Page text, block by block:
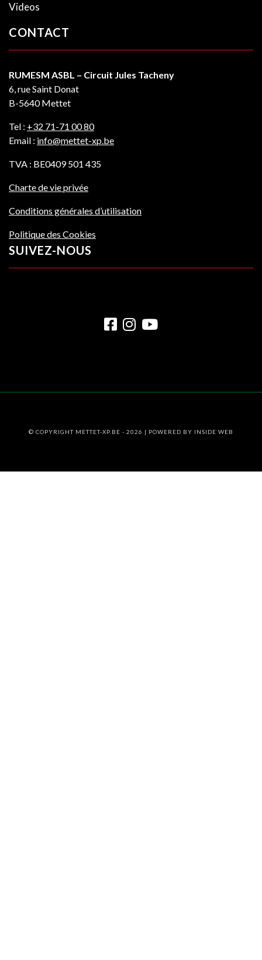
Videos
CONTACT
RUMESM ASBL – Circuit Jules Tacheny
6, rue Saint Donat
B-5640 Mettet
Tel : +32 71-71 00 80
Email : info@mettet-xp.be
TVA : BE0409 501 435
Charte de vie privée
Conditions générales d’utilisation
Politique des Cookies
SUIVEZ-NOUS
© COPYRIGHT METTET-XP.BE - 2026 | POWERED BY INSIDE WEB